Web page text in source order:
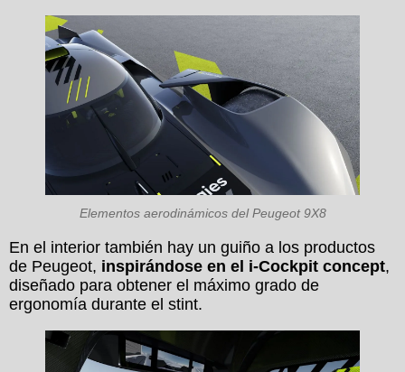
Elementos aerodinámicos del Peugeot 9X8
En el interior también hay un guiño a los productos
de Peugeot, inspirándose en el i-Cockpit concept,
diseñado para obtener el máximo grado de
ergonomía durante el stint.